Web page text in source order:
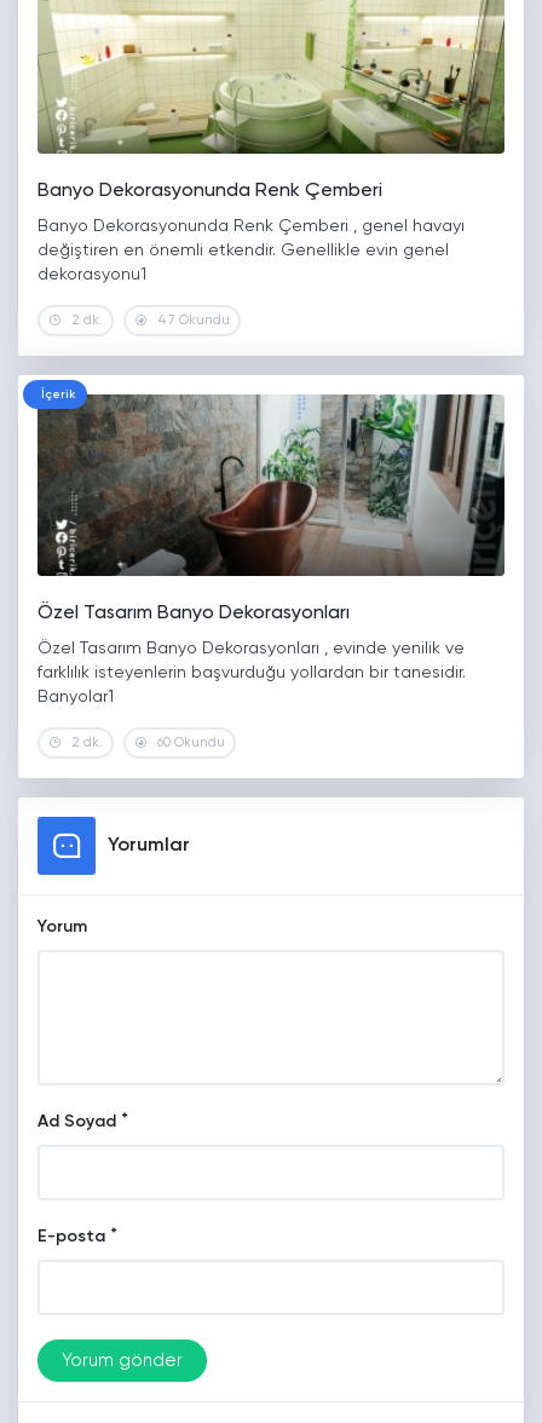
Banyo Dekorasyonunda Renk Çemberi
Banyo Dekorasyonunda Renk Çemberi , genel havayı
değiştiren en önemli etkendir. Genellikle evin genel
dekorasyonu1
2 dk. 47 Okundu
İçerik
Özel Tasarım Banyo Dekorasyonları
Özel Tasarım Banyo Dekorasyonları , evinde yenilik ve
farklılık isteyenlerin başvurduğu yollardan bir tanesidir.
Banyolar1
2 dk. 60 Okundu
Yorumlar
Yorum
Ad Soyad *
E-posta *